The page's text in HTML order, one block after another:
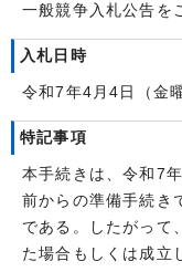
一般競争入札公告を
入札日時
令和7年4月4日（金
特記事項
本手続きは、令和7
前からの準備手続き
である。したがって
た場合もしくは成立